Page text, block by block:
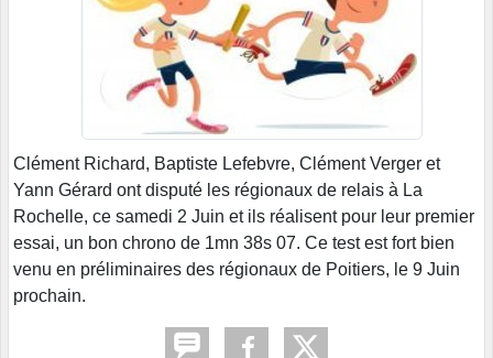
Clément Richard, Baptiste Lefebvre, Clément Verger et
Yann Gérard ont disputé les régionaux de relais à La
Rochelle, ce samedi 2 Juin et ils réalisent pour leur premier
essai, un bon chrono de 1mn 38s 07. Ce test est fort bien
venu en préliminaires des régionaux de Poitiers, le 9 Juin
prochain.